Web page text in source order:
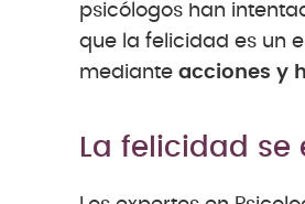
psicólogos han
que la felicidad es un
mediante acciones y
La felicidad